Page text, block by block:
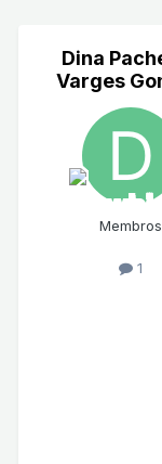
Dina
Varges
Membros
1